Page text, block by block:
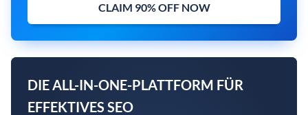
CLAIM 90% OFF NOW
DIE ALL-IN-ONE-PLATTFORM FÜR
EFFEKTIVES SEO